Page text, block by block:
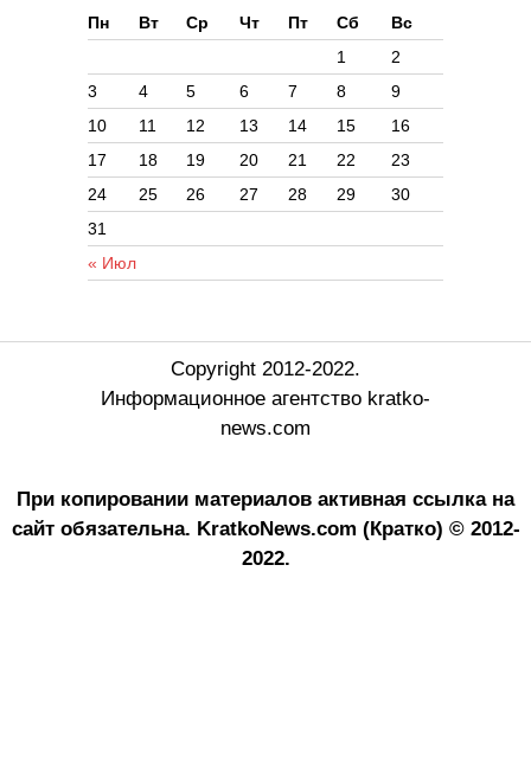
Пн
Вт Ср Чт Пт Сб Вс
« Июл
1
2
3
4 5 6 7 8
9
10
11 12 13 14 15
16
17
18 19 20 21 22
23
24
25 26 27 28 29
30
31
Copyright 2012-2022.
Информационное агентство kratko-
news.com
При копировании материалов активная ссылка на
сайт обязательна. KratkoNews.com (Кратко) © 2012-
2022.